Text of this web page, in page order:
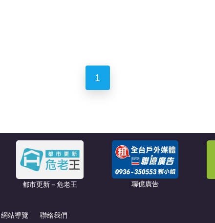
1
都市更新－危老王 聯億廣告
網站導覽 聯絡我們